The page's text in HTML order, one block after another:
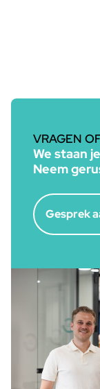
VRAGEN
We staan
Neem
Gesprek